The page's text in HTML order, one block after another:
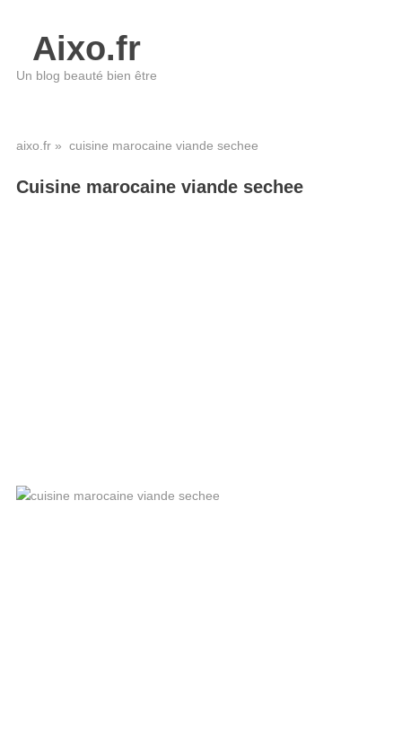
Aixo.fr
Un blog beauté bien être
aixo.fr» cuisine marocaine viande sechee
Cuisine marocaine viande sechee